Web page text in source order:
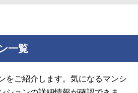
一覧
をご紹介します。気になるマンシ